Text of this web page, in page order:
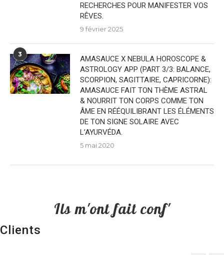
RECHERCHES POUR MANIFESTER VOS
RÊVES.
9 février 2025
3
AMASAUCE X NEBULA HOROSCOPE &
ASTROLOGY APP (PART 3/3: BALANCE,
SCORPION, SAGITTAIRE, CAPRICORNE):
AMASAUCE FAIT TON THÈME ASTRAL
& NOURRIT TON CORPS COMME TON
ÂME EN RÉÉQUILIBRANT LES ÉLÉMENTS
DE TON SIGNE SOLAIRE AVEC
L’AYURVÉDA.
5 mai 2020
Ils m'ont fait conf'
Clients